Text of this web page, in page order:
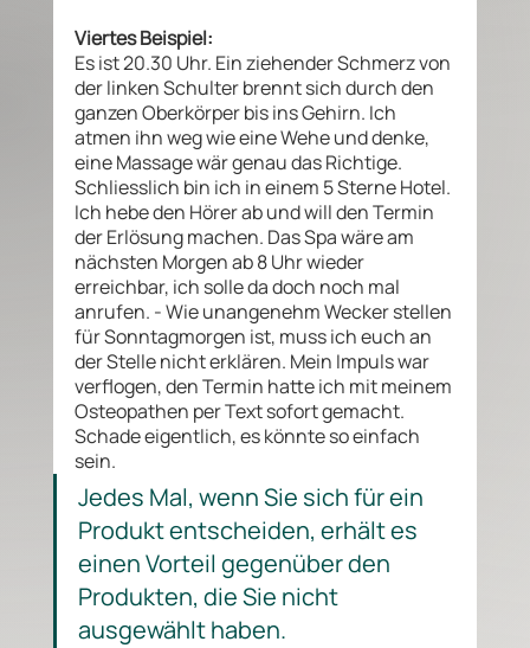
Viertes Beispiel:
Es ist 20.30 Uhr. Ein ziehender Schmerz von
der linken Schulter brennt sich durch den
ganzen Oberkörper bis ins Gehirn. Ich
atmen ihn weg wie eine Wehe und denke,
eine Massage wär genau das Richtige.
Schliesslich bin ich in einem 5 Sterne Hotel.
Ich hebe den Hörer ab und will den Termin
der Erlösung machen. Das Spa wäre am
nächsten Morgen ab 8 Uhr wieder
erreichbar, ich solle da doch noch mal
anrufen. - Wie unangenehm Wecker stellen
für Sonntagmorgen ist, muss ich euch an
der Stelle nicht erklären. Mein Impuls war
verflogen, den Termin hatte ich mit meinem
Osteopathen per Text sofort gemacht.
Schade eigentlich, es könnte so einfach
sein.
Jedes Mal, wenn Sie sich für ein
Produkt entscheiden, erhält es
einen Vorteil gegenüber den
Produkten, die Sie nicht
ausgewählt haben.